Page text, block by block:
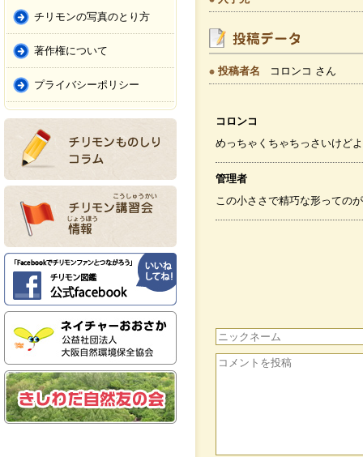
チリモンの写真のとり方
著作権について
プライバシーポリシー
投稿者名 コロンコ さん
コロンコ
めっちゃくちゃちっさいけど
管理者
この小ささで精巧な形っての